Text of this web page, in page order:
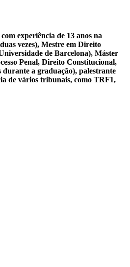
experiência de 13 anos na
vezes), Mestre em Direito
de Barcelona), Máster
Penal, Direito Constitucional,
durante a graduação), palestrante
de vários tribunais, como TRF1,